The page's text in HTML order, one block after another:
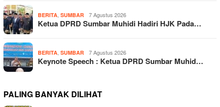
BERITA SUMBAR 7 Agustus 2026
Ketua DPRD Sumbar Muhidi Hadiri HJK Pada…
BERITA SUMBAR 7 Agustus 2026
Keynote Speech : Ketua DPRD Sumbar Muhid…
PALING BANYAK DILIHAT